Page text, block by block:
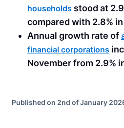
households stood at
compared with 2.8%
Annual growth rate of
financial corporations
November from 2.9%
Published on 2nd of January